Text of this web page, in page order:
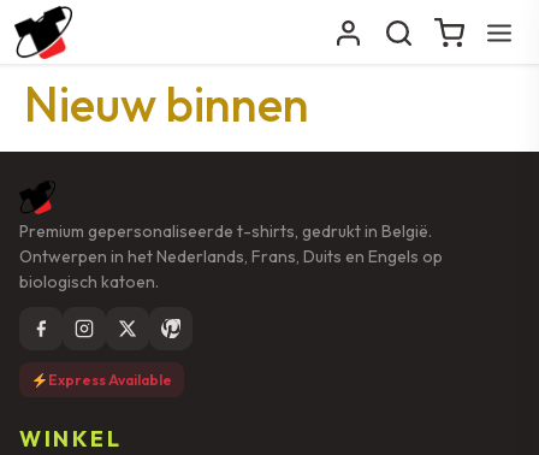
Nieuw binnen
Premium gepersonaliseerde t-shirts, gedrukt in België.
Ontwerpen in het Nederlands, Frans, Duits en Engels op
biologisch katoen.
Express Available
WINKEL